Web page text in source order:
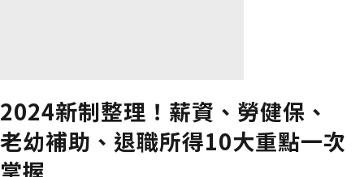
2024新制整理！薪資、勞健保、
老幼補助、退職所得10大重點一次